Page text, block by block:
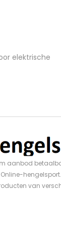
aanbod
van